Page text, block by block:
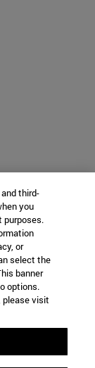
third-
you
purposes.
or
select the
banner
options.
please visit